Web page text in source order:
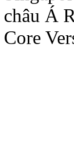
châu Á
Core